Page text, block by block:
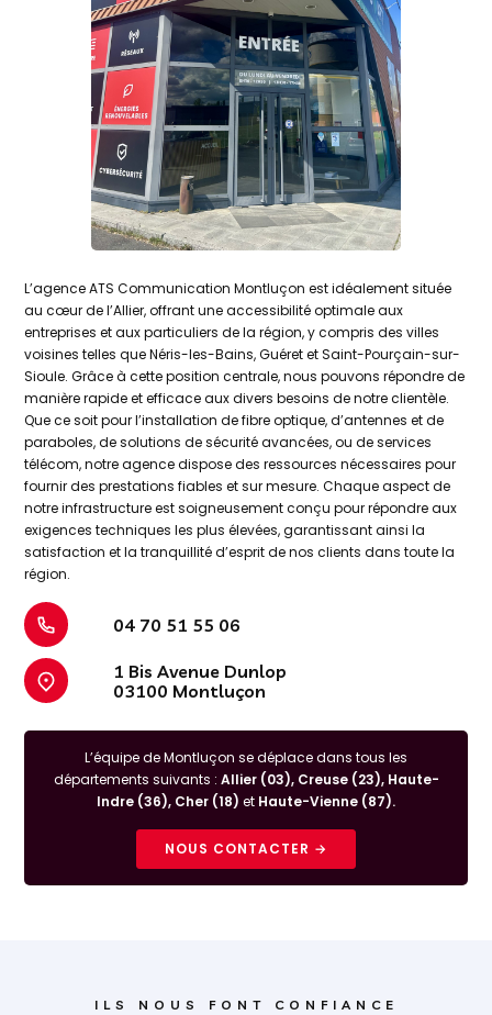
L’agence ATS Communication Montluçon est idéalement située
au cœur de l’Allier, offrant une accessibilité optimale aux
entreprises et aux particuliers de la région, y compris des villes
voisines telles que Néris-les-Bains, Guéret et Saint-Pourçain-sur-
Sioule. Grâce à cette position centrale, nous pouvons répondre de
manière rapide et efficace aux divers besoins de notre clientèle.
Que ce soit pour l’installation de fibre optique, d’antennes et de
paraboles, de solutions de sécurité avancées, ou de services
télécom, notre agence dispose des ressources nécessaires pour
fournir des prestations fiables et sur mesure. Chaque aspect de
notre infrastructure est soigneusement conçu pour répondre aux
exigences techniques les plus élevées, garantissant ainsi la
satisfaction et la tranquillité d’esprit de nos clients dans toute la
région.
04 70 51 55 06
1 Bis Avenue Dunlop
03100 Montluçon
L’équipe de Montluçon se déplace dans tous les
départements suivants : Allier (03), Creuse (23), Haute-
Indre (36), Cher (18) et Haute-Vienne (87).
NOUS CONTACTER →
ILS NOUS FONT CONFIANCE